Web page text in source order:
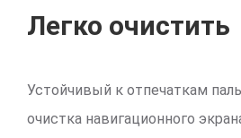
Легко очистить
Устойчивый к отпечаткам
очистка навигационного